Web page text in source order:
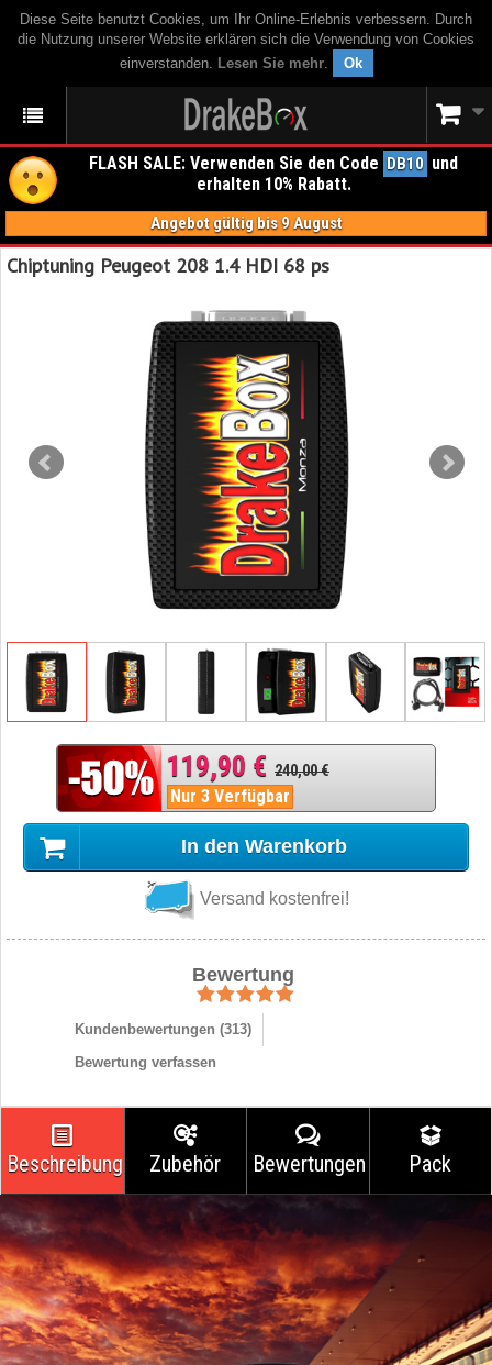
Diese Seite benutzt Cookies, um Ihr Online-Erlebnis verbessern. Durch
die Nutzung unserer Website erklären sich die Verwendung von Cookies
einverstanden. Lesen Sie mehr. Ok
FLASH SALE: Verwenden Sie den Code DB10 und
erhalten 10% Rabatt.
Angebot gültig bis 9 August
Chiptuning Peugeot 208 1.4 HDI 68 ps
119,90 € 240,00 €
Nur 3 Verfügbar
In den Warenkorb
Versand kostenfrei!
Bewertung
Kundenbewertungen (313)
Bewertung verfassen
Beschreibung Zubehör Bewertungen Pack